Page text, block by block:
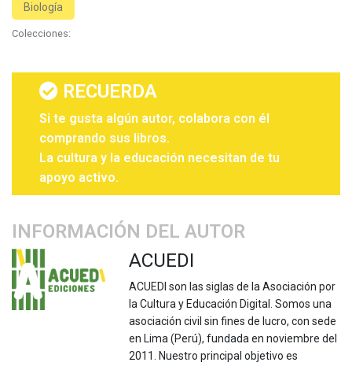
Biología
Colecciones:
RECUERDA
Si te gusta algún autor, colabora con él
comprando sus libros.
La cultura y la educación necesitan de tu
apoyo activo.
INFORMACIÓN DEL AUTOR
ACUEDI
ACUEDI son las siglas de la Asociación por
la Cultura y Educación Digital. Somos una
asociación civil sin fines de lucro, con sede
en Lima (Perú), fundada en noviembre del
2011. Nuestro principal objetivo es